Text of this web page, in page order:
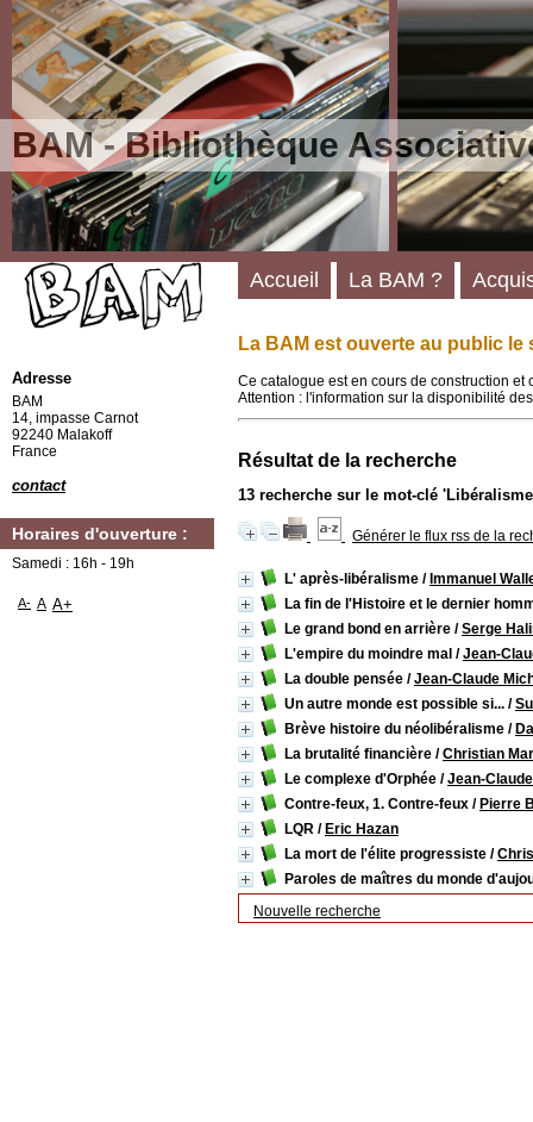
BAM - Bibliothèque
La BAM est ouverte au public le
Ce catalogue est en cours de construction
Attention : l'information sur la disponibilité
Résultat de la recherche
13 recherche sur le mot-clé
Générer le flux rss de la
L' après-libéralisme / Immanuel
La fin de l'Histoire et le dernier
Le grand bond en arrière /Serge
L'empire du moindre mal /Jean-
La double pensée /Jean-Claude
Un autre monde est possible si... /
Brève histoire du néolibéralisme /
La brutalité financière /Christian
Le complexe d'Orphée /Jean-
Contre-feux, 1. Contre-feux / Pierre
LQR / Eric Hazan
La mort de l'élite progressiste /
Paroles de maîtres du monde
Nouvelle recherche
Accueil La BAM ?
Adresse
BAM
14, impasse Carnot
92240 Malakoff
France
contact
Horaires d'ouverture :
Samedi : 16h - 19h
A- A A+